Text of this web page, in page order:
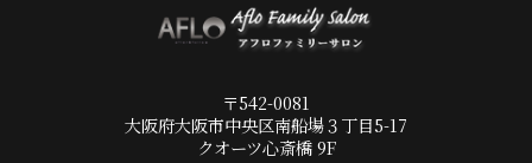
〒542-0081
大阪府大阪市中央区南船場３丁目5-17
クオーツ心斎橋 9F